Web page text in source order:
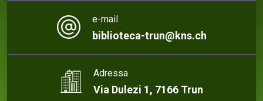
e-mail
biblioteca-trun@kns.ch
Adressa
Via Dulezi 1, 7166 Trun